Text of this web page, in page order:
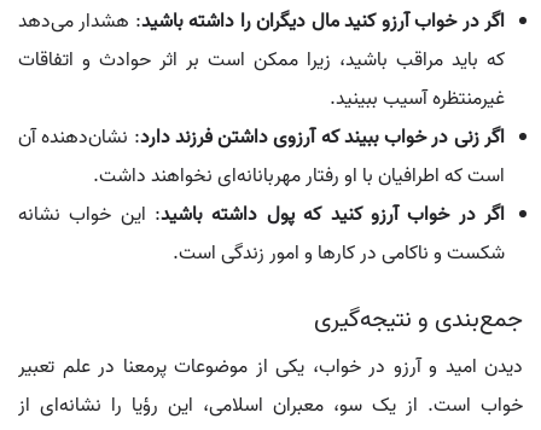
اگر در خواب آرزو کنید مال دیگران را داشته باشید: هشدار می‌دهد
که باید مراقب باشید، زیرا ممکن است بر اثر حوادث و اتفاقات
غیرمنتظره آسیب ببینید.
اگر زنی در خواب ببیند که آرزوی داشتن فرزند دارد: نشان‌دهنده آن
است که اطرافیان با او رفتار مهربانانه‌ای نخواهند داشت.
اگر در خواب آرزو کنید که پول داشته باشید: این خواب نشانه
شکست و ناکامی در کارها و امور زندگی است.
جمع‌بندی و نتیجه‌گیری
دیدن امید و آرزو در خواب، یکی از موضوعات پرمعنا در علم تعبیر
خواب است. از یک سو، معبران اسلامی، این رؤیا را نشانه‌ای از